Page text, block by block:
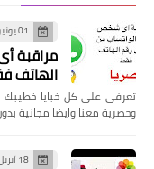
01 يونيو 2021
مراقبة
الهاتف
تعرفى على كل خبايا
وحصرية معنا وايضا مجانية
18 أبريل 2021